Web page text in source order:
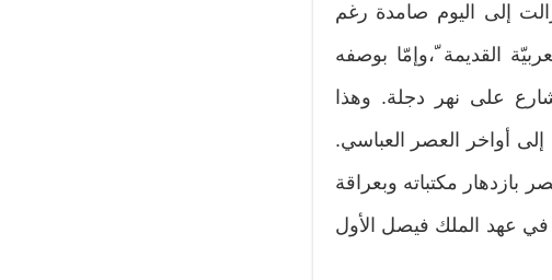
إلى اليوم صامدة رغم
القديمة ّ،وإمّا بوصفه
على نهر دجلة. وهذا
أواخر العصر العباسي.
مكتباته وبعراقة
مؤسساته الثقافية. وقد أطلق عليه اسم المتنبي عام 1932 في عهد الملك فيصل الأول